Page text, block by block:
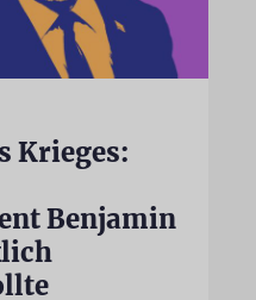
Krieges:
Benjamin